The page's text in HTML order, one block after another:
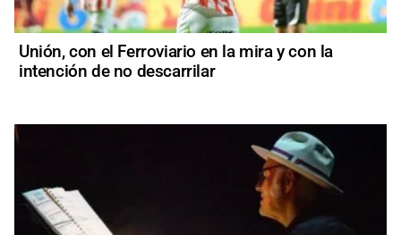
Unión, con el Ferroviario en la mira y con la
intención de no descarrilar